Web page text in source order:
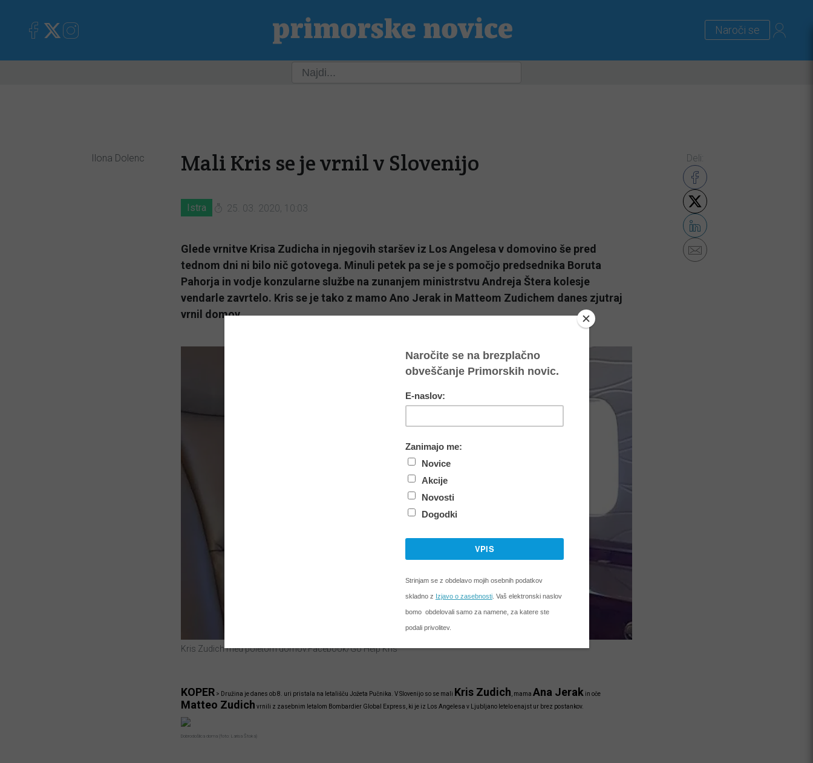
Naroči se
Slovenija
Ilona Dolenc Mali Kris se je vrnil v Slovenijo
Istra 25. 03. 2020, 10:03
Glede vrnitve Krisa Zudicha in njegovih staršev iz Los Angelesa v domovino še pred
tednom dni ni bilo nič gotovega. Minuli petek pa se je s pomočjo predsednika Boruta
Pahorja in vodje konzularne službe na zunanjem ministrstvu Andreja Štera kolesje
vendarle zavrtelo. Kris se je tako z mamo Ano Jerak in Matteom Zudichem danes zjutraj
vrnil domov.
Kris Zudich med poletom domov.Facebook/Go Help Kris
KOPER > Družina je danes ob 8. uri pristala na letališču Jožeta Pučnika. V Slovenijo so se mali Kris Zudich, mama Ana Jerakin oče
Matteo Zudich vrnili z zasebnim letalom Bombardier Global Express, ki je iz Los Angelesa v Ljubljano letelo enajst ur brez postankov.
Dobrodošlica doma (foto: Larisa Štoka)
Deli: